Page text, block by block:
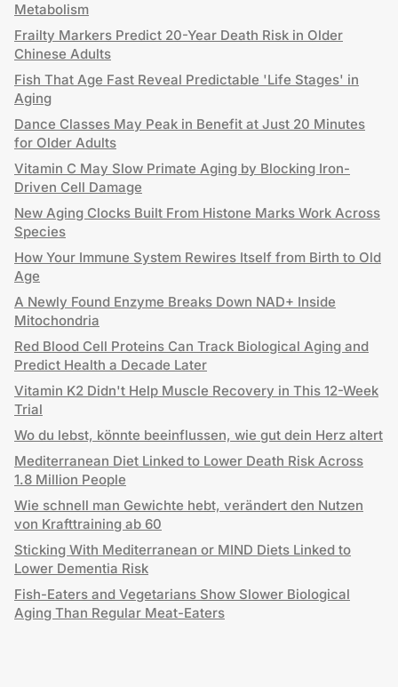
Metabolism
Frailty Markers Predict 20-Year Death Risk in Older
Chinese Adults
Fish That Age Fast Reveal Predictable 'Life Stages' in
Aging
Dance Classes May Peak in Benefit at Just 20 Minutes
for Older Adults
Vitamin C May Slow Primate Aging by Blocking Iron-
Driven Cell Damage
New Aging Clocks Built From Histone Marks Work Across
Species
How Your Immune System Rewires Itself from Birth to Old
Age
A Newly Found Enzyme Breaks Down NAD+ Inside
Mitochondria
Red Blood Cell Proteins Can Track Biological Aging and
Predict Health a Decade Later
Vitamin K2 Didn't Help Muscle Recovery in This 12-Week
Trial
Wo du lebst, könnte beeinflussen, wie gut dein Herz altert
Mediterranean Diet Linked to Lower Death Risk Across
1.8 Million People
Wie schnell man Gewichte hebt, verändert den Nutzen
von Krafttraining ab 60
Sticking With Mediterranean or MIND Diets Linked to
Lower Dementia Risk
Fish-Eaters and Vegetarians Show Slower Biological
Aging Than Regular Meat-Eaters